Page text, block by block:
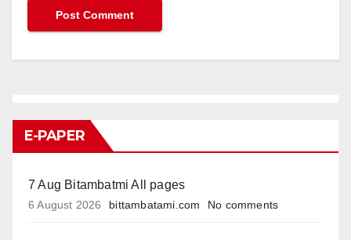
E-PAPER
7 Aug Bitambatmi All pages
6 August 2026 bittambatami.com No comments